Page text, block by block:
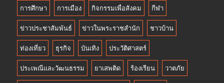
การศึกษา การเมือง กิจกรรมเพื่อสังคม กีฬา
ข่าวประชาสัมพันธ์ ข่าวในพระราชสำนัก ชาวบ้าน
ท่องเที่ยว ธุรกิจ บันเทิง ประวัติศาสตร์
ประเพณีและวัฒนธรรม ยาเสพติด ร้องเรียน วาตภัย